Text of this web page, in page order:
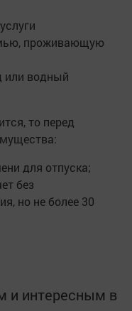
проживающую
или водный
то перед
для отпуска;
без
но не более 30
и интересным в